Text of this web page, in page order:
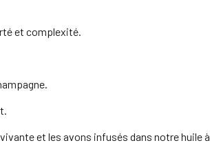
et complexité.
et les avons infusés dans notre huile à